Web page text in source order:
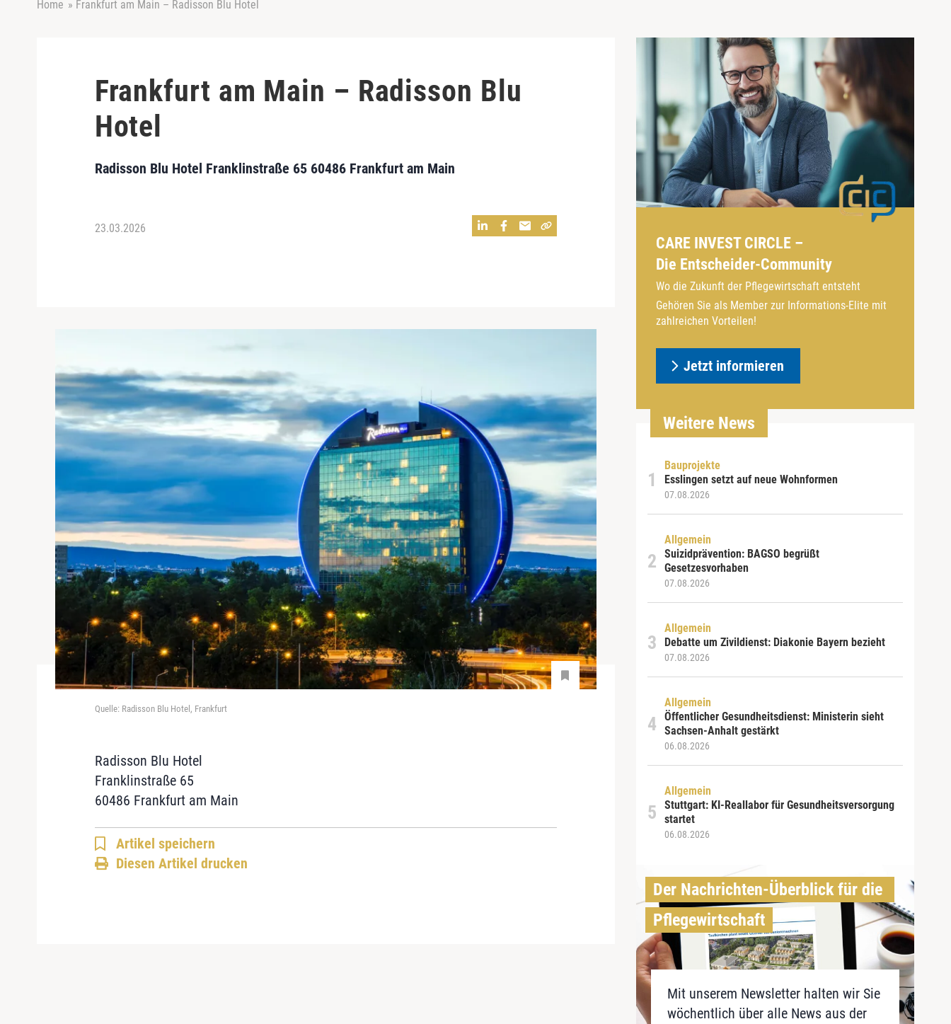
Home » Frankfurt am Main – Radisson Blu Hotel
Frankfurt am Main – Radisson Blu
Hotel
Radisson Blu Hotel Franklinstraße 65 60486 Frankfurt am Main
23.03.2026
Quelle: Radisson Blu Hotel, Frankfurt
Radisson Blu Hotel
Franklinstraße 65
60486 Frankfurt am Main
Artikel speichern
Diesen Artikel drucken
CARE INVEST CIRCLE –
Die Entscheider-Community
Wo die Zukunft der Pflegewirtschaft entsteht
Gehören Sie als Member zur Informations-Elite mit
zahlreichen Vorteilen!
Jetzt informieren
Weitere News
Bauprojekte
Esslingen setzt auf neue Wohnformen
07.08.2026
Allgemein
Suizidprävention: BAGSO begrüßt
Gesetzesvorhaben
07.08.2026
Allgemein
Debatte um Zivildienst: Diakonie Bayern bezieht
07.08.2026
Allgemein
Öffentlicher Gesundheitsdienst: Ministerin sieht
Sachsen-Anhalt gestärkt
06.08.2026
Allgemein
Stuttgart: KI-Reallabor für Gesundheitsversorgung
startet
06.08.2026
Der Nachrichten-Überblick für die
Pflegewirtschaft
Mit unserem Newsletter halten wir Sie
wöchentlich über alle News aus der